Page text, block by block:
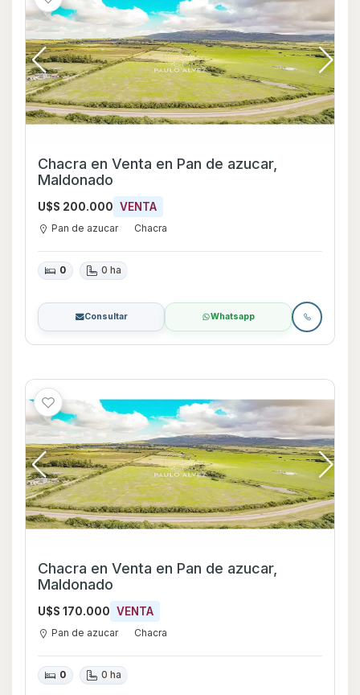
Chacra en Venta en Pan de azucar,
Maldonado
U$S 200.000 VENTA
Pan de azucar Chacra
0 0 ha
Consultar Whatsapp
Chacra en Venta en Pan de azucar,
Maldonado
U$S 170.000 VENTA
Pan de azucar Chacra
0 0 ha